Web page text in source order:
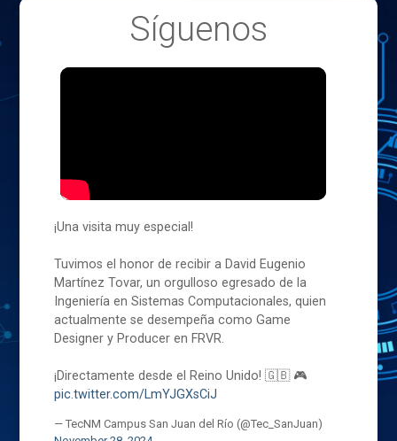
Síguenos
¡Una visita muy especial!
Tuvimos el honor de recibir a David Eugenio
Martínez Tovar, un orgulloso egresado de la
Ingeniería en Sistemas Computacionales, quien
actualmente se desempeña como Game
Designer y Producer en FRVR.
¡Directamente desde el Reino Unido! 🇬🇧 🎮
pic.twitter.com/LmYJGXsCiJ
— TecNM Campus San Juan del Río (@Tec_SanJuan)